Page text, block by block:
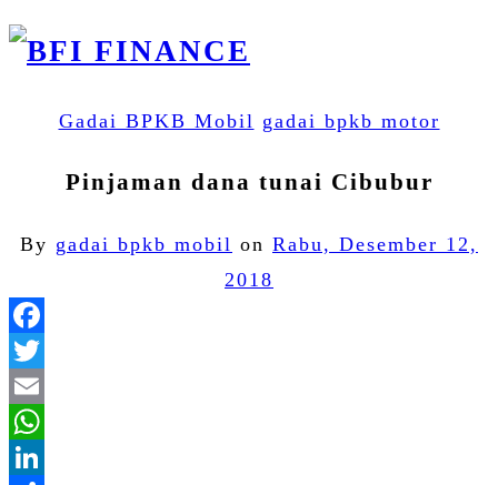
Gadai BPKB Mobil gadai bpkb motor
Pinjaman dana tunai Cibubur
By gadai bpkb mobil on Rabu, Desember 12,
2018